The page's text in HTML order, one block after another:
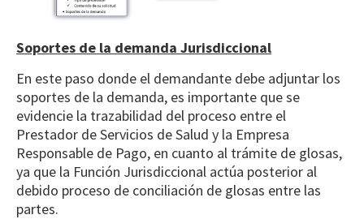
Soportes de la demanda Jurisdiccional
En este paso donde el demandante debe adjuntar los
soportes de la demanda, es importante que se
evidencie la trazabilidad del proceso entre el
Prestador de Servicios de Salud y la Empresa
Responsable de Pago, en cuanto al trámite de glosas,
ya que la Función Jurisdiccional actúa posterior al
debido proceso de conciliación de glosas entre las
partes.